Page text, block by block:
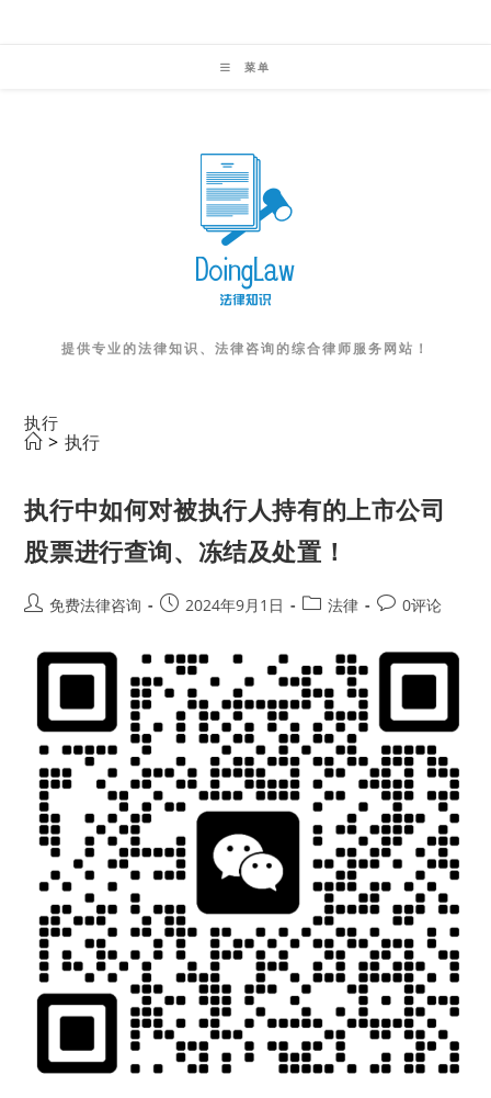
菜单
提供专业的法律知识、法律咨询的综合律师服务网站！
执行
> 执行
执行中如何对被执行人持有的上市公司
股票进行查询、冻结及处置！
Post免费法律咨询
Post2024年9月1日
Post法律
Post0评论